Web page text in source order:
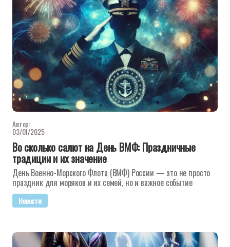
Автор:
03/01/2025
Во сколько салют на День ВМФ: Праздничные
традиции и их значение
День Военно-Морского Флота (ВМФ) России — это не просто
праздник для моряков и их семей, но и важное событие
Новости